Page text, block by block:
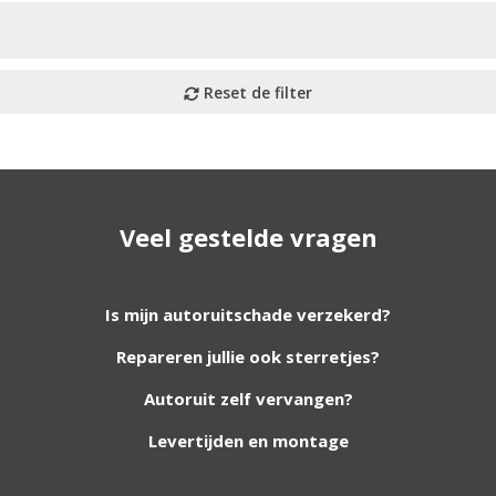
Veel gestelde vragen
Is mijn autoruitschade verzekerd?
Repareren jullie ook sterretjes?
Autoruit zelf vervangen?
Levertijden en montage